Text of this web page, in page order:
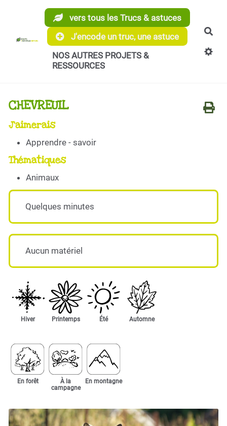
Aller au contenu principal
vers tous les Trucs & astuces
J'encode un truc, une astuce
NOS AUTRES PROJETS &
RESSOURCES
CHEVREUIL
J'aimerais
Apprendre - savoir
Thématiques
Animaux
Quelques minutes
Aucun matériel
Hiver Printemps Été Automne
En forêt
À la
campagne
En montagne